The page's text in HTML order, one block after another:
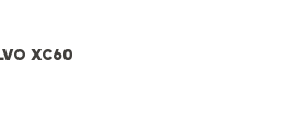
XC60